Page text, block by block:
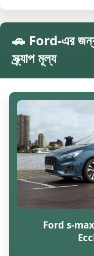
🚗 Ford-এর
স্ক্র্যাপ মূল্য
Ford s-